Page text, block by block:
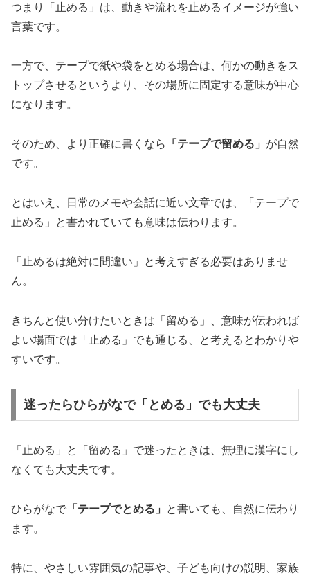
つまり「止める」は、動きや流れを止めるイメージが強い
言葉です。
一方で、テープで紙や袋をとめる場合は、何かの動きをス
トップさせるというより、その場所に固定する意味が中心
になります。
そのため、より正確に書くなら 「テープで留める」 が自然
です。
とはいえ、日常のメモや会話に近い文章では、「テープで
止める」と書かれていても意味は伝わります。
「止めるは絶対に間違い」と考えすぎる必要はありませ
ん。
きちんと使い分けたいときは「留める」、意味が伝われば
よい場面では「止める」でも通じる、と考えるとわかりや
すいです。
迷ったらひらがなで「とめる」でも大丈夫
「止める」と「留める」で迷ったときは、無理に漢字にし
なくても大丈夫です。
ひらがなで 「テープでとめる」
と書いても、自然に伝わり
ます。
特に、やさしい雰囲気の記事や、子ども向けの説明、家族